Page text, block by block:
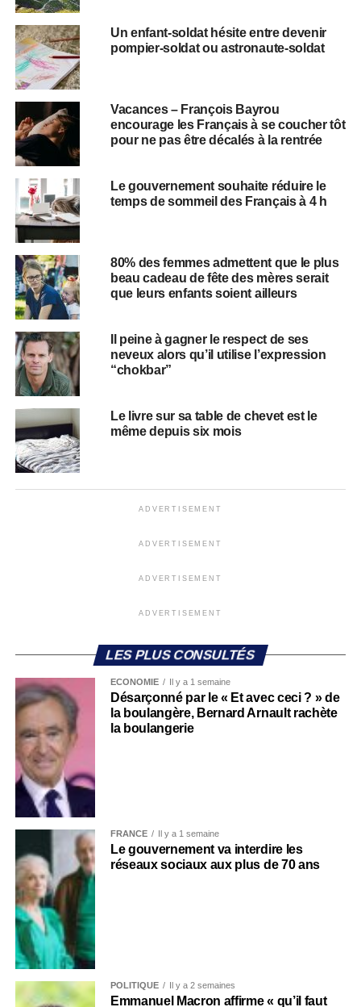
Un enfant-soldat hésite entre devenir
pompier-soldat ou astronaute-soldat
Vacances – François Bayrou
encourage les Français à se coucher tôt
pour ne pas être décalés à la rentrée
Le gouvernement souhaite réduire le
temps de sommeil des Français à 4 h
80% des femmes admettent que le plus
beau cadeau de fête des mères serait
que leurs enfants soient ailleurs
Il peine à gagner le respect de ses
neveux alors qu’il utilise l’expression
“chokbar”
Le livre sur sa table de chevet est le
même depuis six mois
ADVERTISEMENT
ADVERTISEMENT
ADVERTISEMENT
ADVERTISEMENT
LES PLUS CONSULTÉS
ECONOMIE Il y a 1 semaine
Désarçonné par le « Et avec ceci ? » de
la boulangère, Bernard Arnault rachète
la boulangerie
FRANCE Il y a 1 semaine
Le gouvernement va interdire les
réseaux sociaux aux plus de 70 ans
POLITIQUE Il y a 2 semaines
Emmanuel Macron affirme « qu’il faut